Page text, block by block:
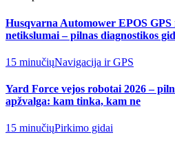
Husqvarna Automower EPOS
netikslumai – pilnas diagnostikos
15 minučiųNavigacija ir GPS
Yard Force vejos robotai 2026 –
apžvalga: kam tinka, kam ne
15 minučiųPirkimo gidai